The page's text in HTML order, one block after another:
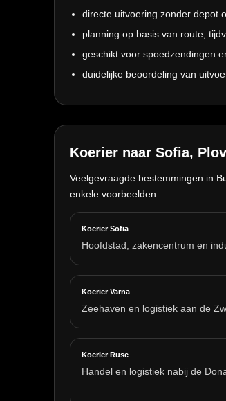
directe uitvoering zonder depot
planning op basis van route,
geschikt voor spoedzendingen
duidelijke beoordeling van
Koerier naar Sofia,
Veelgevraagde bestemmingen in
enkele voorbeelden:
Koerier Sofia
Hoofdstad, zakencentrum en
Koerier Varna
Zeehaven en logistiek aan de
Koerier Ruse
Handel en logistiek nabij de